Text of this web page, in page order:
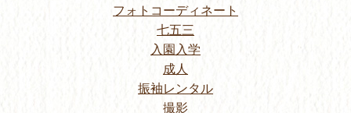
フォトコーディネート
七五三
入園入学
成人
振袖レンタル
撮影